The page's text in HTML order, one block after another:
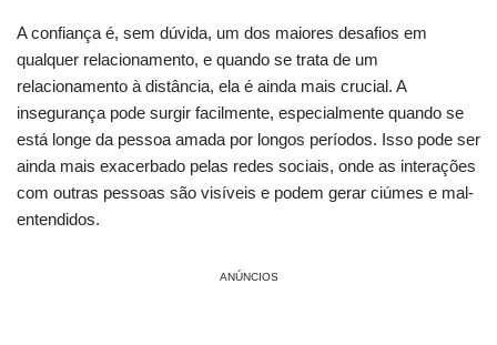
A confiança é, sem dúvida, um dos maiores desafios em
qualquer relacionamento, e quando se trata de um
relacionamento à distância, ela é ainda mais crucial. A
insegurança pode surgir facilmente, especialmente quando se
está longe da pessoa amada por longos períodos. Isso pode ser
ainda mais exacerbado pelas redes sociais, onde as interações
com outras pessoas são visíveis e podem gerar ciúmes e mal-
entendidos.
ANÚNCIOS